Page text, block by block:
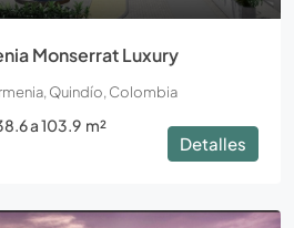
Monserrat Luxury
Quindío, Colombia
a 103.9 m²
Detalles